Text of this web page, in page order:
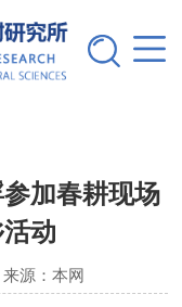
加春耕现场
动
来源：本网